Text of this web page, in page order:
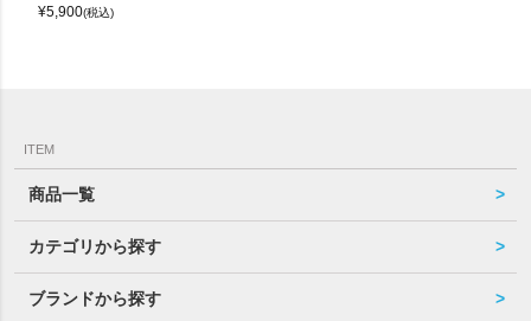
¥5,900(税込)
ITEM
商品一覧
カテゴリから探す
ブランドから探す